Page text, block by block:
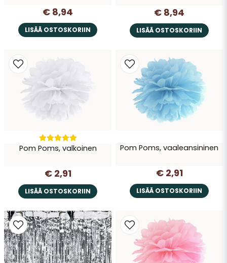
€ 8,94
LISÄÄ OSTOSKORIIN
€ 8,94
LISÄÄ OSTOSKORIIN
Pom Poms, valkoinen
€ 2,91
LISÄÄ OSTOSKORIIN
Pom Poms, vaaleansininen
€ 2,91
LISÄÄ OSTOSKORIIN